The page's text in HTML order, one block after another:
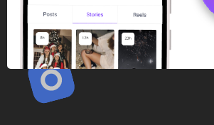
Перейти к боту